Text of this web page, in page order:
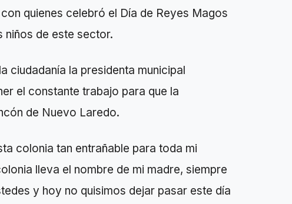
quienes celebró el Día de Reyes Magos
de este sector.
ciudadanía la presidenta municipal
el constante trabajo para que la
de Nuevo Laredo.
colonia tan entrañable para toda mi
lleva el nombre de mi madre, siempre
y hoy no quisimos dejar pasar este día